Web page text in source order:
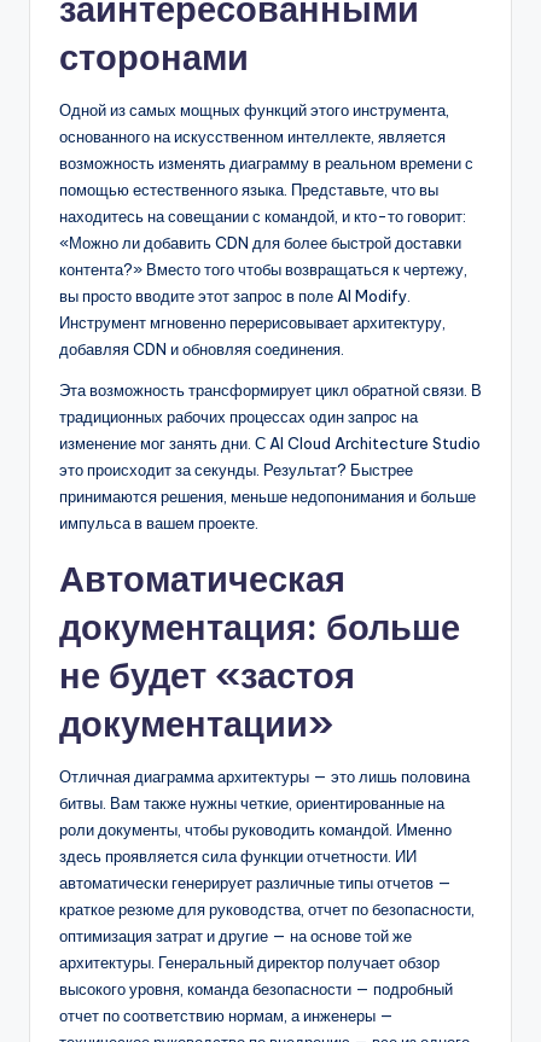
заинтересованными
сторонами
Одной из самых мощных функций этого инструмента,
основанного на искусственном интеллекте, является
возможность изменять диаграмму в реальном времени с
помощью естественного языка. Представьте, что вы
находитесь на совещании с командой, и кто-то говорит:
«Можно ли добавить CDN для более быстрой доставки
контента?» Вместо того чтобы возвращаться к чертежу,
вы просто вводите этот запрос в поле AI Modify.
Инструмент мгновенно перерисовывает архитектуру,
добавляя CDN и обновляя соединения.
Эта возможность трансформирует цикл обратной связи. В
традиционных рабочих процессах один запрос на
изменение мог занять дни. С AI Cloud Architecture Studio
это происходит за секунды. Результат? Быстрее
принимаются решения, меньше недопонимания и больше
импульса в вашем проекте.
Автоматическая
документация: больше
не будет «застоя
документации»
Отличная диаграмма архитектуры — это лишь половина
битвы. Вам также нужны четкие, ориентированные на
роли документы, чтобы руководить командой. Именно
здесь проявляется сила функции отчетности. ИИ
автоматически генерирует различные типы отчетов —
краткое резюме для руководства, отчет по безопасности,
оптимизация затрат и другие — на основе той же
архитектуры. Генеральный директор получает обзор
высокого уровня, команда безопасности — подробный
отчет по соответствию нормам, а инженеры —